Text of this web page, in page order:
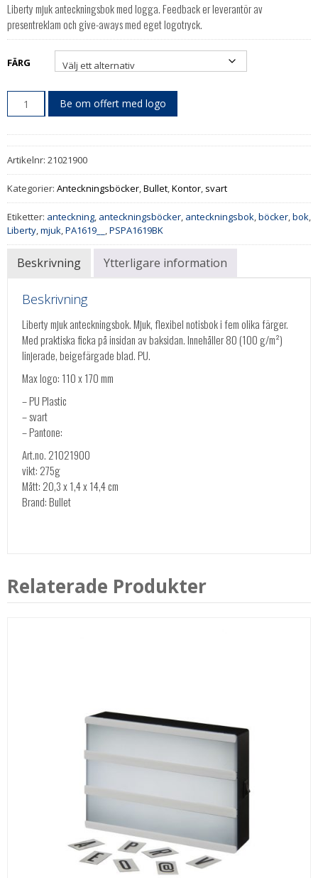
Liberty mjuk anteckningsbok med logga. Feedback er leverantör av
presentreklam och give-aways med eget logotryck.
FÄRG
Be om offert med logo
Artikelnr: 21021900
Kategorier: Anteckningsböcker,Bullet,Kontor, svart
Etiketter: anteckning, anteckningsböcker, anteckningsbok,böcker,bok,
Liberty,mjuk,PA1619__ ,PSPA1619BK
Beskrivning Ytterligare information
Beskrivning
Liberty mjuk anteckningsbok. Mjuk, flexibel notisbok i fem olika färger.
Med praktiska ficka på insidan av baksidan. Innehåller 80 (100 g/m²)
linjerade, beigefärgade blad. PU.
Max logo: 110 x 170 mm
– PU Plastic
– svart
– Pantone:
Art.no. 21021900
vikt: 275g
Mått: 20,3 x 1,4 x 14,4 cm
Brand: Bullet
Relaterade Produkter